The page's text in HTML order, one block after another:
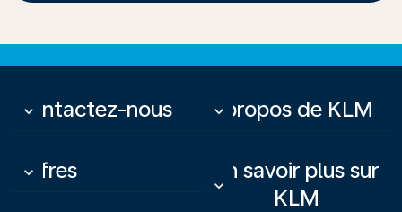
Contactez-nous
keyboard_arrow_down À propos de KLM
keyboard_arrow_down
Offres
keyboard_arrow_down
En savoir plus sur
KLM
keyboard_arrow_down